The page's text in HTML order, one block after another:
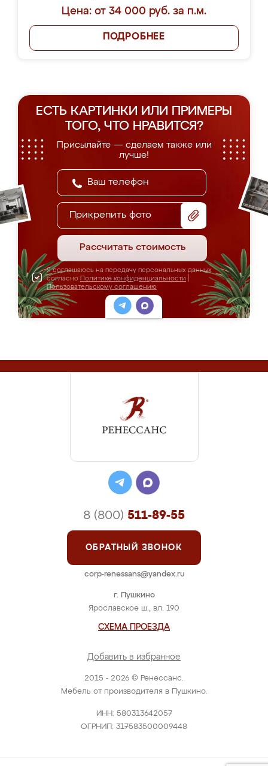
Цена: от 34 000 руб. за п.м.
ПОДРОБНЕЕ
ЕСТЬ КАРТИНКИ ИЛИ ПРИМЕРЫ
ТОГО, ЧТО НРАВИТСЯ?
Присылайте — сделаем также или
лучше!
Прикрепить фото
Рассчитать стоимость
Я соглашаюсь на передачу персональных данных
согласно Политике конфиденциальности
Пользовательскому соглашению
2015 - 2026 © Ренессанс.
Мебель от производителя в Пушкино.
ИНН: 580313642057
ОГРНИП: 317583500009448
г. Пушкино
Ярославское ш., вл. 190
СХЕМА ПРОЕЗДА
Добавить в избранное
8 (800) 511-89-55
ОБРАТНЫЙ ЗВОНОК
corp-renessans@yandex.ru